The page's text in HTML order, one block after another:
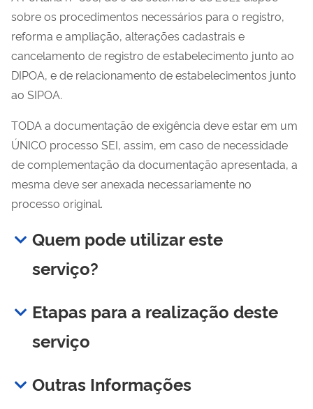
sobre os procedimentos necessários para o registro,
reforma e ampliação, alterações cadastrais e
cancelamento de registro de estabelecimento junto ao
DIPOA, e de relacionamento de estabelecimentos junto
ao SIPOA.
TODA a documentação de exigência deve estar em um
ÚNICO processo SEI, assim, em caso de necessidade
de complementação da documentação apresentada, a
mesma deve ser anexada necessariamente no
processo original.
Quem pode utilizar este
serviço?
Etapas para a realização deste
serviço
Outras Informações